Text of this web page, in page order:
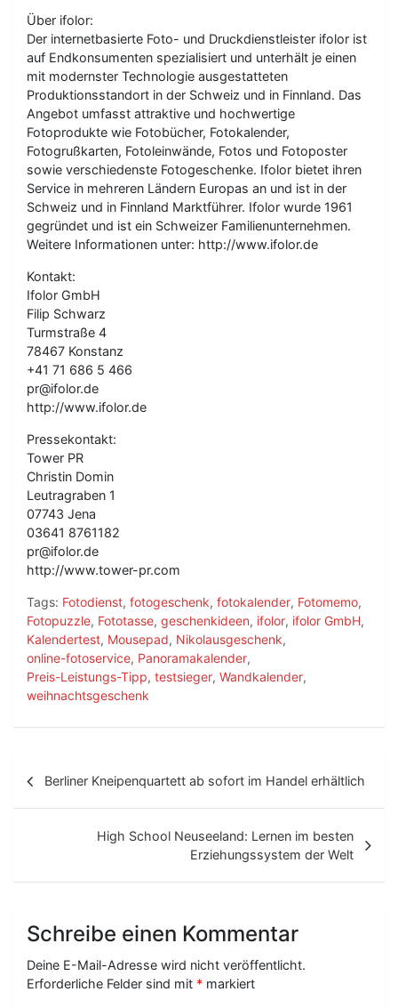
Über ifolor:
Der internetbasierte Foto- und Druckdienstleister ifolor ist
auf Endkonsumenten spezialisiert und unterhält je einen
mit modernster Technologie ausgestatteten
Produktionsstandort in der Schweiz und in Finnland. Das
Angebot umfasst attraktive und hochwertige
Fotoprodukte wie Fotobücher, Fotokalender,
Fotogrußkarten, Fotoleinwände, Fotos und Fotoposter
sowie verschiedenste Fotogeschenke. Ifolor bietet ihren
Service in mehreren Ländern Europas an und ist in der
Schweiz und in Finnland Marktführer. Ifolor wurde 1961
gegründet und ist ein Schweizer Familienunternehmen.
Weitere Informationen unter: http://www.ifolor.de
Kontakt:
Ifolor GmbH
Filip Schwarz
Turmstraße 4
78467 Konstanz
+41 71 686 5 466
pr@ifolor.de
http://www.ifolor.de
Pressekontakt:
Tower PR
Christin Domin
Leutragraben 1
07743 Jena
03641 8761182
pr@ifolor.de
http://www.tower-pr.com
Tags: Fotodienst, fotogeschenk, fotokalender, Fotomemo,
Fotopuzzle, Fototasse, geschenkideen, ifolor, ifolor GmbH,
Kalendertest, Mousepad, Nikolausgeschenk,
online-fotoservice, Panoramakalender,
Preis-Leistungs-Tipp, testsieger, Wandkalender,
weihnachtsgeschenk
r
g
Berliner Kneipenquartett ab sofort im Handel erhältlich
High School Neuseeland: Lernen im besten
Erziehungssystem der Welt
Schreibe einen Kommentar
Deine E-Mail-Adresse wird nicht veröffentlicht.
Erforderliche Felder sind mit * markiert